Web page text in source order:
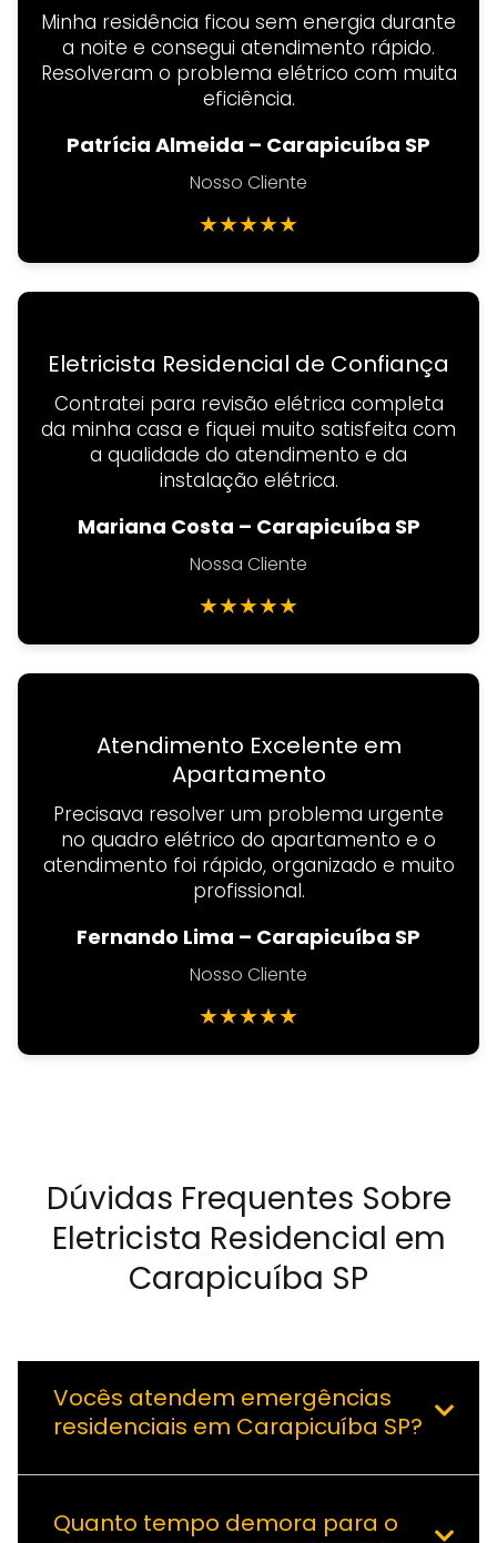
Minha residência ficou sem energia durante
a noite e consegui atendimento rápido.
Resolveram o problema elétrico com muita
eficiência.
Patrícia Almeida – Carapicuíba SP
Nosso Cliente
★★★★★
Eletricista Residencial de Confiança
Contratei para revisão elétrica completa
da minha casa e fiquei muito satisfeita com
a qualidade do atendimento e da
instalação elétrica.
Mariana Costa – Carapicuíba SP
Nossa Cliente
★★★★★
Atendimento Excelente em
Apartamento
Precisava resolver um problema urgente
no quadro elétrico do apartamento e o
atendimento foi rápido, organizado e muito
profissional.
Fernando Lima – Carapicuíba SP
Nosso Cliente
★★★★★
Dúvidas Frequentes Sobre
Eletricista Residencial em
Carapicuíba SP
Vocês atendem emergências
residenciais em Carapicuíba SP?
Quanto tempo demora para o